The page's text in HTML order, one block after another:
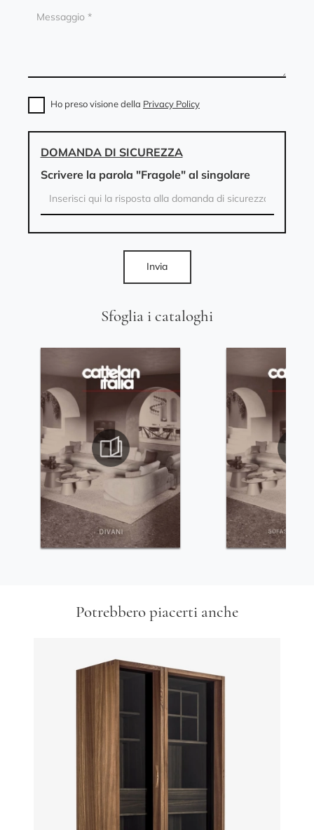
Sfoglia i cataloghi
Ho preso visione della Privacy Policy
DOMANDA DI SICUREZZA
Scrivere la parola "Fragole" al singolare
Invia
Potrebbero piacerti anche